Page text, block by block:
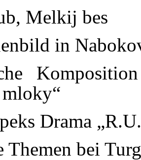
Melkij bes
in
Drama
Themen bei